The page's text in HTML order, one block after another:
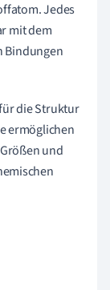
Jedes
mit dem
Bindungen
die Struktur
ermöglichen
und